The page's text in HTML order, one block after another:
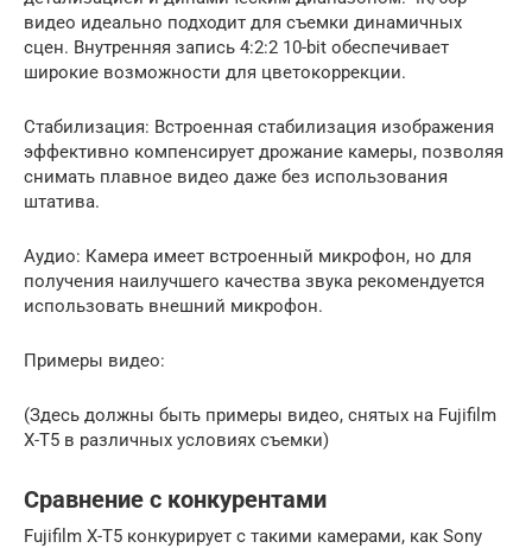
видео идеально подходит для съемки динамичных
сцен. Внутренняя запись 4:2:2 10-bit обеспечивает
широкие возможности для цветокоррекции.
Стабилизация: Встроенная стабилизация изображения
эффективно компенсирует дрожание камеры, позволяя
снимать плавное видео даже без использования
штатива.
Аудио: Камера имеет встроенный микрофон, но для
получения наилучшего качества звука рекомендуется
использовать внешний микрофон.
Примеры видео:
(Здесь должны быть примеры видео, снятых на Fujifilm
X-T5 в различных условиях съемки)
Сравнение с конкурентами
Fujifilm X-T5 конкурирует с такими камерами, как Sony